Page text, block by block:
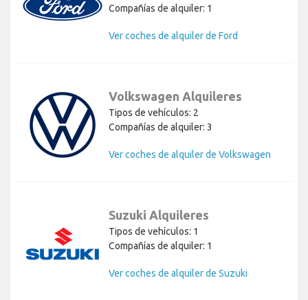
Compañías de alquiler: 1
Ver coches de alquiler de Ford
Volkswagen Alquileres
Tipos de vehículos: 2
Compañías de alquiler: 3
Ver coches de alquiler de Volkswagen
Suzuki Alquileres
Tipos de vehículos: 1
Compañías de alquiler: 1
Ver coches de alquiler de Suzuki